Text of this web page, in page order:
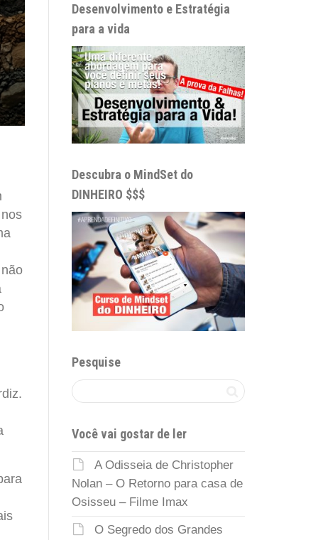
Desenvolvimento e Estratégia
para a vida
Descubra o MindSet do
DINHEIRO $$$
Pesquise
Você vai gostar de ler
A Odisseia de Christopher
Nolan – O Retorno para casa de
Osisseu – Filme Imax
O Segredo dos Grandes